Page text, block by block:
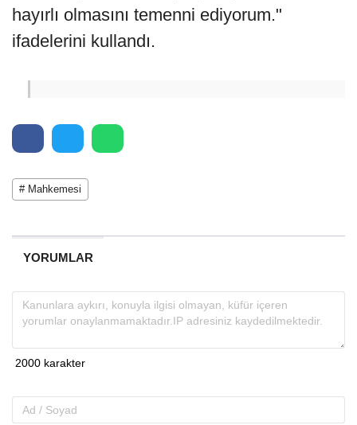
hayırlı olmasını temenni ediyorum."
ifadelerini kullandı.
# Mahkemesi
YORUMLAR